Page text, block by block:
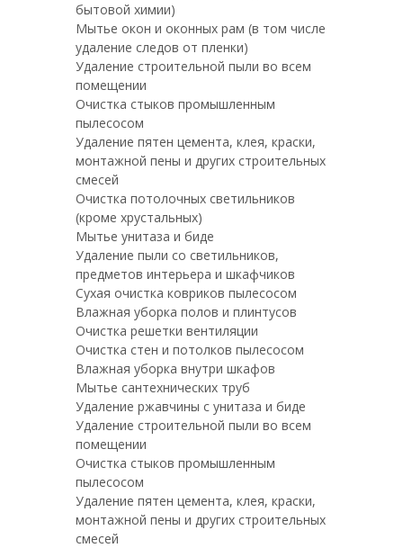
бытовой химии)
Мытье окон и оконных рам (в том числе
удаление следов от пленки)
Удаление строительной пыли во всем
помещении
Очистка стыков промышленным
пылесосом
Удаление пятен цемента, клея, краски,
монтажной пены и других строительных
смесей
Очистка потолочных светильников
(кроме хрустальных)
Мытье унитаза и биде
Удаление пыли со светильников,
предметов интерьера и шкафчиков
Сухая очистка ковриков пылесосом
Влажная уборка полов и плинтусов
Очистка решетки вентиляции
Очистка стен и потолков пылесосом
Влажная уборка внутри шкафов
Мытье сантехнических труб
Удаление ржавчины с унитаза и биде
Удаление строительной пыли во всем
помещении
Очистка стыков промышленным
пылесосом
Удаление пятен цемента, клея, краски,
монтажной пены и других строительных
смесей